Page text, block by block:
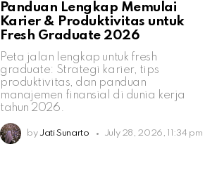
Panduan Lengkap Memulai
Karier & Produktivitas untuk
Fresh Graduate 2026
Peta jalan lengkap untuk fresh
graduate: Strategi karier, tips
produktivitas, dan panduan
manajemen finansial di dunia kerja
tahun 2026.
by Jati Sunarto July 28, 2026, 11:34 pm